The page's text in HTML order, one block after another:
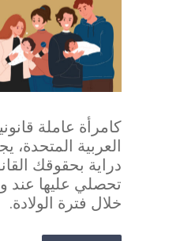
كامرأة عاملة
العربية
دراية بحقوقك
تحصلي عليها عند
خلال فترة الولادة.